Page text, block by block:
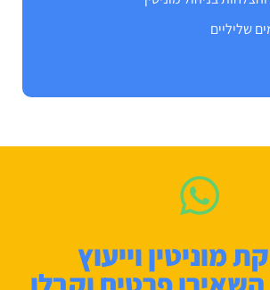
שליליים
מוניטין וייעוץ